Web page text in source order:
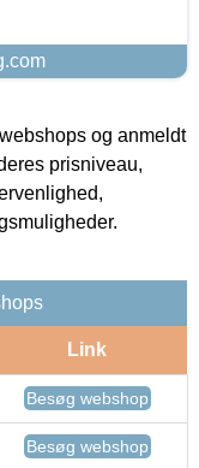
og anmeldt
prisniveau,
Link
Besøg webshop
Besøg webshop